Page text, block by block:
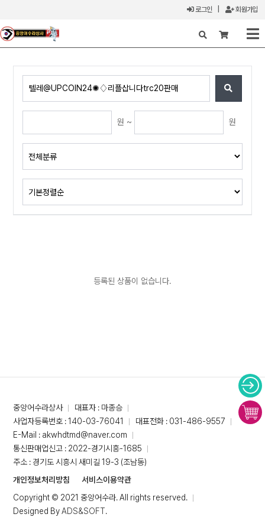
로그인 회원가입
X
원 ~ 원
등록된 상품이 없습니다.
중앙어수라상사
대표자 : 마종승
사업자등록번호 : 140-03-76041
대표전화 : 031-486-9557
E-Mail : akwhdtmd@naver.com
통신판매업신고 : 2022-경기시흥-1685
주소 : 경기도 시흥시 새미길 19-3 (조남동)
개인정보처리방침
서비스이용약관
Copyright © 2021 중앙어수라. All rights reserved.
Designed ByADS&SOFT.